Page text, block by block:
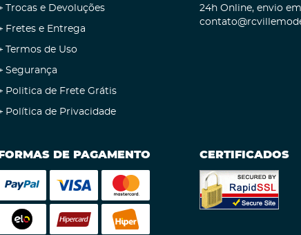
Trocas e Devoluções
Fretes e Entrega
Termos de Uso
Segurança
Politica de Frete Grátis
Política de Privacidade
24h Online, envio
FORMAS DE PAGAMENTO CERTIFICADOS